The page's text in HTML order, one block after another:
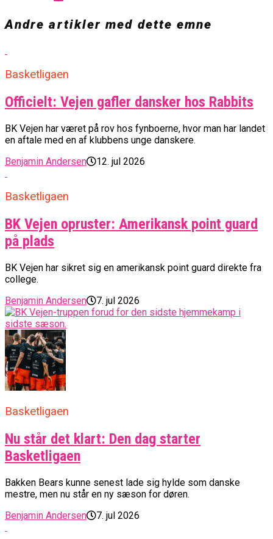
Andre artikler med dette emne
Basketligaen
Officielt: Vejen gafler dansker hos Rabbits
BK Vejen har været på rov hos fynboerne, hvor man har landet
en aftale med en af klubbens unge danskere.
Benjamin Andersen
12. jul 2026
Basketligaen
BK Vejen opruster: Amerikansk point guard
på plads
BK Vejen har sikret sig en amerikansk point guard direkte fra
college.
Benjamin Andersen
7. jul 2026
Basketligaen
Nu står det klart: Den dag starter
Basketligaen
Bakken Bears kunne senest lade sig hylde som danske
mestre, men nu står en ny sæson for døren.
Benjamin Andersen
7. jul 2026